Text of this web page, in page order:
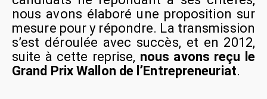
nous avons élaboré une proposition sur
mesure pour y répondre. La transmission
s’est déroulée avec succès, et en 2012,
suite à cette reprise, nous avons reçu le
Grand Prix Wallon de l’Entrepreneuriat.